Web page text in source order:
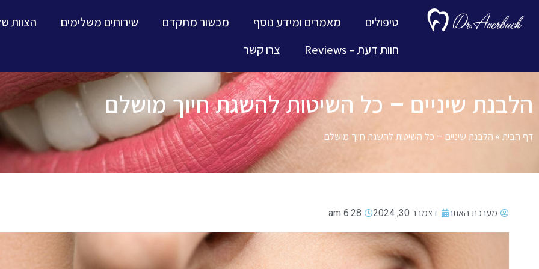
טיפולים מאמרים ומידע נוסף מכשור מתקדם שירותים משלימים הצוות
חוות דעת – Reviews
צרו קשר
הלבנת שיניים – כל השיטות להשגת חיוך מושלם
דף הבית » הלבנת שיניים – כל השיטות להשגת חיוך מושלם
מערכת האתר דצמבר 30, 2024 6:28 am